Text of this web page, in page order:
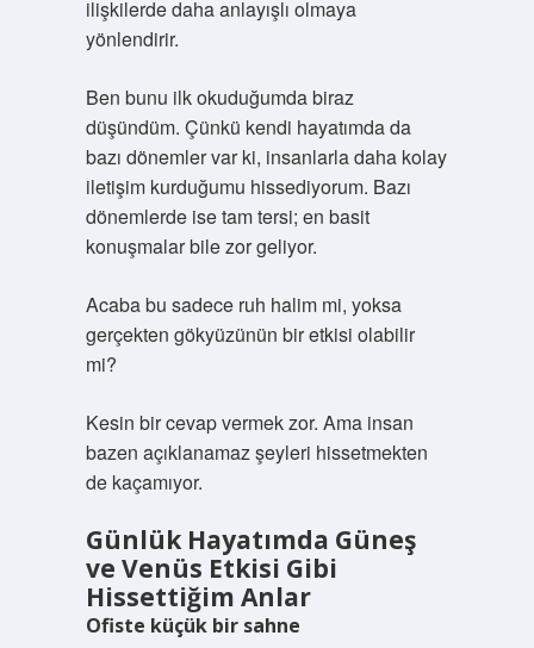
ilişkilerde daha anlayışlı olmaya
yönlendirir.
Ben bunu ilk okuduğumda biraz
düşündüm. Çünkü kendi hayatımda da
bazı dönemler var ki, insanlarla daha kolay
iletişim kurduğumu hissediyorum. Bazı
dönemlerde ise tam tersi; en basit
konuşmalar bile zor geliyor.
Acaba bu sadece ruh halim mi, yoksa
gerçekten gökyüzünün bir etkisi olabilir
mi?
Kesin bir cevap vermek zor. Ama insan
bazen açıklanamaz şeyleri hissetmekten
de kaçamıyor.
Günlük Hayatımda Güneş
ve Venüs Etkisi Gibi
Hissettiğim Anlar
Ofiste küçük bir sahne